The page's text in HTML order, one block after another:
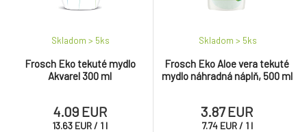
na jednom prstu ruky se nachází okolo 12 000 bakterií. Proto je tak
Frosch Eko tekuté mydlo
Akvarel 300 ml
Skladom > 5ks
4.09 EUR
13.63 EUR/ 1 l
Frosch Eko Aloe vera tekuté
mydlo náhradná náplň, 500 ml
Skladom > 5ks
3.87 EUR
7.74 EUR / 1 l